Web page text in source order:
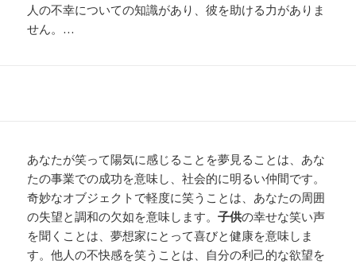
人の不幸についての知識があり、彼を助ける力がありま
せん。…
あなたが笑って陽気に感じることを夢見ることは、あな
たの事業での成功を意味し、社会的に明るい仲間です。
奇妙なオブジェクトで軽度に笑うことは、あなたの周囲
の失望と調和の欠如を意味します。子供の幸せな笑い声
を聞くことは、夢想家にとって喜びと健康を意味しま
す。他人の不快感を笑うことは、自分の利己的な欲望を